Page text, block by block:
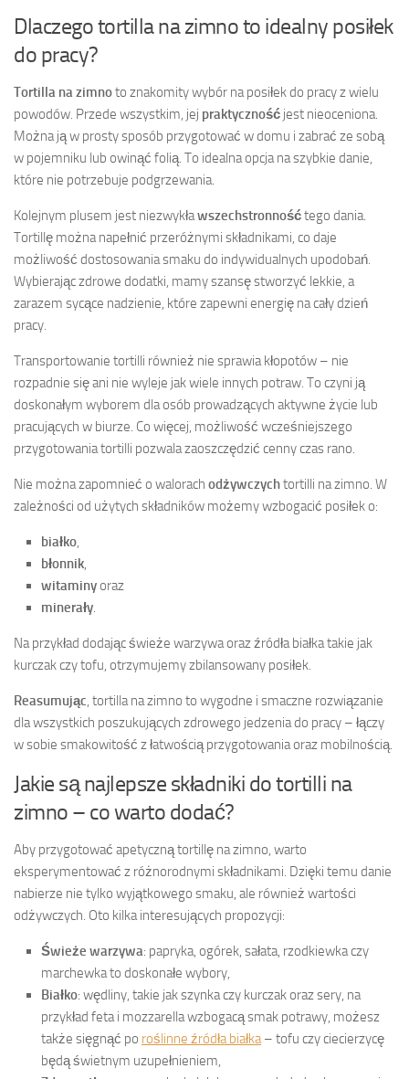
Dlaczego tortilla na zimno to idealny posiłek
do pracy?
Tortilla na zimnoto znakomity wybór na posiłek do pracy z wielu
powodów. Przede wszystkim, jej praktyczność jest nieoceniona.
Można ją w prosty sposób przygotować w domu i zabrać ze sobą
w pojemniku lub owinąć folią. To idealna opcja na szybkie danie,
które nie potrzebuje podgrzewania.
Kolejnym plusem jest niezwykławszechstronnośćtego dania.
Tortillę można napełnić przeróżnymi składnikami, co daje
możliwość dostosowania smaku do indywidualnych upodobań.
Wybierając zdrowe dodatki, mamy szansę stworzyć lekkie, a
zarazem sycące nadzienie, które zapewni energię na cały dzień
pracy.
Transportowanie tortilli również nie sprawia kłopotów – nie
rozpadnie się ani nie wyleje jak wiele innych potraw. To czyni ją
doskonałym wyborem dla osób prowadzących aktywne życie lub
pracujących w biurze. Co więcej, możliwość wcześniejszego
przygotowania tortilli pozwala zaoszczędzić cenny czas rano.
Nie można zapomnieć o walorach odżywczychtortilli na zimno. W
zależności od użytych składników możemy wzbogacić posiłek o:
białko,
błonnik,
witaminyoraz
minerały.
Na przykład dodając świeże warzywa oraz źródła białka takie jak
kurczak czy tofu, otrzymujemy zbilansowany posiłek.
Reasumując, tortilla na zimno to wygodne i smaczne rozwiązanie
dla wszystkich poszukujących zdrowego jedzenia do pracy – łączy
w sobie smakowitość z łatwością przygotowania oraz mobilnością.
Jakie są najlepsze składniki do tortilli na
zimno – co warto dodać?
Aby przygotować apetyczną tortillę na zimno, warto
eksperymentować z różnorodnymi składnikami. Dzięki temu danie
nabierze nie tylko wyjątkowego smaku, ale również wartości
odżywczych. Oto kilka interesujących propozycji:
Świeże warzywa: papryka, ogórek, sałata, rzodkiewka czy
marchewka to doskonałe wybory,
Białko: wędliny, takie jak szynka czy kurczak oraz sery, na
przykład feta i mozzarella wzbogacą smak potrawy, możesz
także sięgnąć po roślinne źródła białka– tofu czy ciecierzycę
będą świetnym uzupełnieniem,